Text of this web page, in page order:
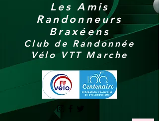
Les Amis
Randonneurs
Braxéens
Club de Randonnée
Vélo VTT Marche